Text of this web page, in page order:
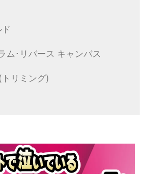
ム･リバース キャンバス
リミング)